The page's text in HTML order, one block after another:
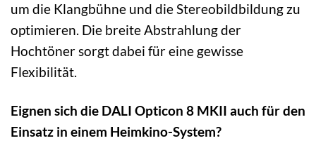
um die Klangbühne und die Stereobildbildung zu
optimieren. Die breite Abstrahlung der
Hochtöner sorgt dabei für eine gewisse
Flexibilität.
Eignen sich die DALI Opticon 8 MKII auch für den
Einsatz in einem Heimkino-System?